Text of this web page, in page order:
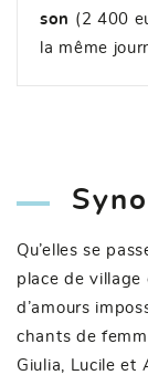
son (2 400
la même
Qu’elles se
place de village
d’amours
chants de
Giulia, Lucile et